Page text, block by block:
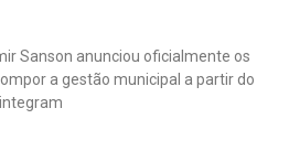
Sanson anunciou oficialmente os
a gestão municipal a partir do